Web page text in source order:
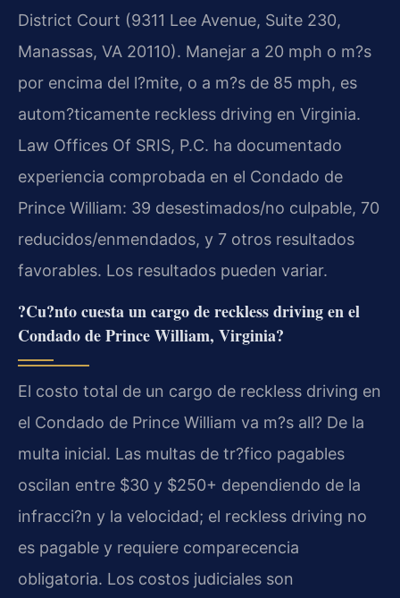
District Court (9311 Lee Avenue, Suite 230,
Manassas, VA 20110). Manejar a 20 mph o m?s
por encima del l?mite, o a m?s de 85 mph, es
autom?ticamente reckless driving en Virginia.
Law Offices Of SRIS, P.C. ha documentado
experiencia comprobada en el Condado de
Prince William: 39 desestimados/no culpable, 70
reducidos/enmendados, y 7 otros resultados
favorables. Los resultados pueden variar.
?Cu?nto cuesta un cargo de reckless driving en el
Condado de Prince William, Virginia?
El costo total de un cargo de reckless driving en
el Condado de Prince William va m?s all? De la
multa inicial. Las multas de tr?fico pagables
oscilan entre $30 y $250+ dependiendo de la
infracci?n y la velocidad; el reckless driving no
es pagable y requiere comparecencia
obligatoria. Los costos judiciales son